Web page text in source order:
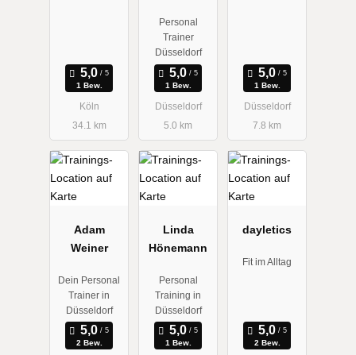
1 Bew.
Köln
34.1 km
Personal
Trainer
Düsseldorf
1 Bew.
Düsseldorf
5.0 km
1 Bew.
Düsseldorf
7.8 km
Adam
Weiner
Dein Personal
Trainer in
Düsseldorf
2 Bew.
Linda
Hönemann
Personal
Training in
Düsseldorf
1 Bew.
dayletics
Fit im Alltag
2 Bew.